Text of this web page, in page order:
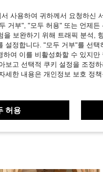
도움이 됨 (4)
사용하여 귀하께서 요청하신
거부", "모두 허용" 또는 언제
보완하기 위해 트래픽 분석,
설정합니다. "모두 거부"를 선
여 이를 비활성화할 수 있지
보고 선택적 쿠키 설정을 조정
한 내용은 개인정보 보호 정책
허용